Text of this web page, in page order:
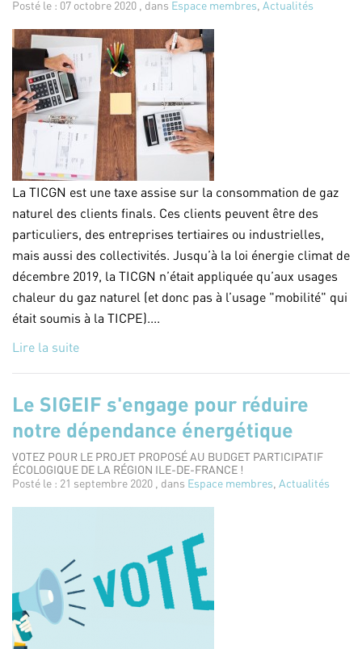
Posté le : 07 octobre 2020 , dans Espace membres, Actualités
La TICGN est une taxe assise sur la consommation de gaz
naturel des clients finals. Ces clients peuvent être des
particuliers, des entreprises tertiaires ou industrielles,
mais aussi des collectivités. Jusqu’à la loi énergie climat de
décembre 2019, la TICGN n’était appliquée qu’aux usages
chaleur du gaz naturel (et donc pas à l’usage "mobilité" qui
était soumis à la TICPE)....
Lire la suite
Le SIGEIF s'engage pour réduire
notre dépendance énergétique
VOTEZ POUR LE PROJET PROPOSÉ AU BUDGET PARTICIPATIF
ÉCOLOGIQUE DE LA RÉGION ILE-DE-FRANCE !
Posté le : 21 septembre 2020 , dans Espace membres, Actualités